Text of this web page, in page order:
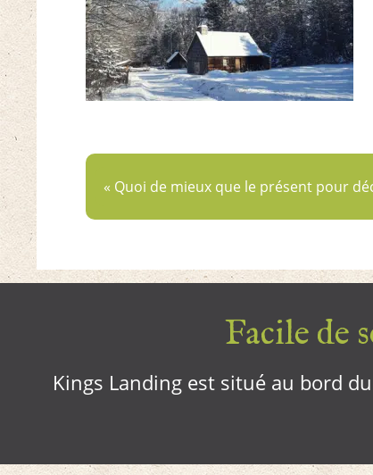
« Quoi de mieux que le présent pour
Facile de
Kings Landing est situé au bord